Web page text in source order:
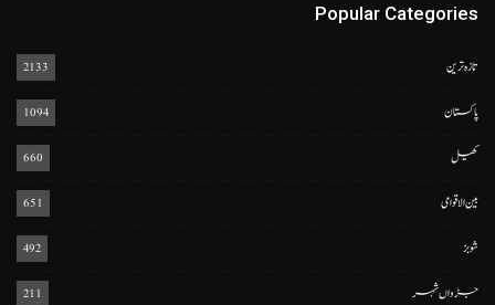
Popular Categories
تازہ ترین 2133
پاکستان 1094
کھیل 660
بین الاقوامی 651
شوبز 492
جڑواں شہر 211